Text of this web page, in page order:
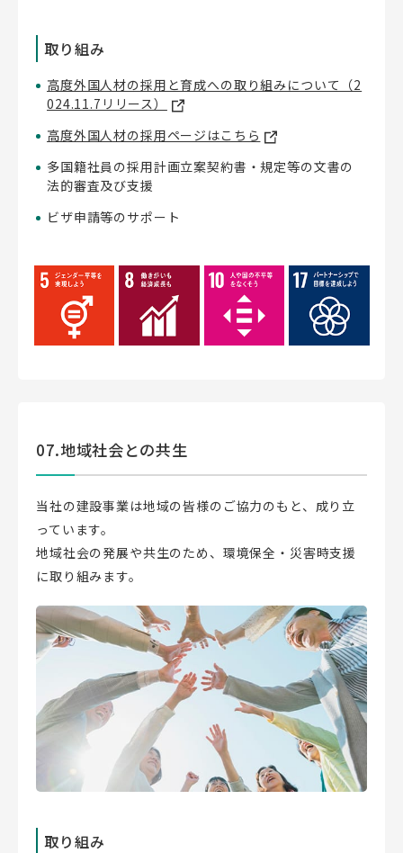
取り組み
高度外国人材の採用と育成への取り組みについて（2
024.11.7リリース）
高度外国人材の採用ページはこちら
多国籍社員の採用計画立案契約書・規定等の文書の
法的審査及び支援
ビザ申請等のサポート
07.地域社会との共生
当社の建設事業は地域の皆様のご協力のもと、成り立
っています。
地域社会の発展や共生のため、環境保全・災害時支援
に取り組みます。
取り組み